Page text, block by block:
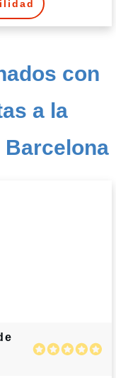
con
a la
Barcelona